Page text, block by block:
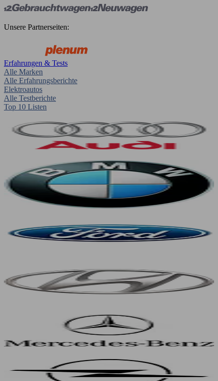
Unsere Partnerseiten:
Erfahrungen & Tests
Alle Marken
Alle Erfahrungsberichte
Elektroautos
Alle Testberichte
Top 10 Listen